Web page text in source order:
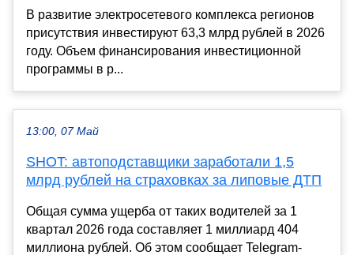
В развитие электросетевого комплекса регионов
присутствия инвестируют 63,3 млрд рублей в 2026
году. Объем финансирования инвестиционной
программы в р...
13:00, 07 Май
SHOT: автоподставщики заработали 1,5
млрд рублей на страховках за липовые ДТП
Общая сумма ущерба от таких водителей за 1
квартал 2026 года составляет 1 миллиард 404
миллиона рублей. Об этом сообщает Telegram-